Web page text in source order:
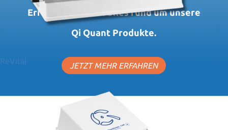
ReVital
Erfahren Sie jetzt alles rund um unsere
Qi Quant Produkte.
JETZT MEHR ERFAHREN